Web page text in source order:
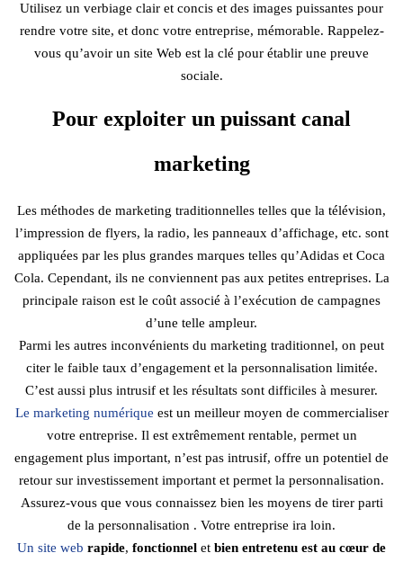
Utilisez un verbiage clair et concis et des images puissantes pour
rendre votre site, et donc votre entreprise, mémorable. Rappelez-
vous qu’avoir un site Web est la clé pour établir une preuve
sociale.
Pour exploiter un puissant canal
marketing
Les méthodes de marketing traditionnelles telles que la télévision,
l’impression de flyers, la radio, les panneaux d’affichage, etc. sont
appliquées par les plus grandes marques telles qu’Adidas et Coca
Cola. Cependant, ils ne conviennent pas aux petites entreprises. La
principale raison est le coût associé à l’exécution de campagnes
d’une telle ampleur.
Parmi les autres inconvénients du marketing traditionnel, on peut
citer le faible taux d’engagement et la personnalisation limitée.
C’est aussi plus intrusif et les résultats sont difficiles à mesurer.
Le marketing numérique est un meilleur moyen de commercialiser
votre entreprise. Il est extrêmement rentable, permet un
engagement plus important, n’est pas intrusif, offre un potentiel de
retour sur investissement important et permet la personnalisation.
Assurez-vous que vous connaissez bien les moyens de tirer parti
de la personnalisation . Votre entreprise ira loin.
Un site web rapide, fonctionnel et bien entretenu est au cœur de